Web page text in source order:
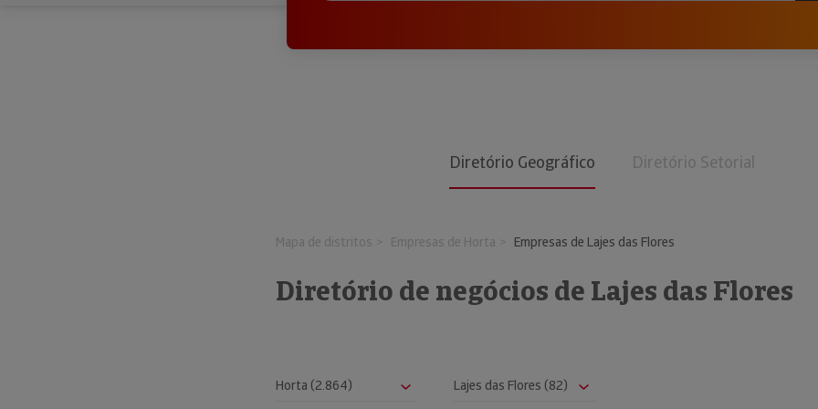
Diretório Geográfico Diretório Setorial
Mapa de distritos Empresas de Horta Empresas de Lajes das Flores
Diretório de negócios de Lajes das Flores